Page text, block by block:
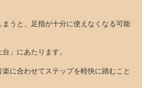
うと、足指が十分に使えなくなる可能
」にあたります。
に合わせてステップを軽快に踏むこと